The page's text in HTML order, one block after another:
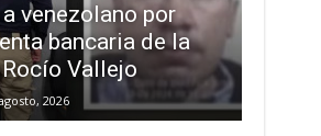
venezolano por
bancaria de la
Vallejo
2026